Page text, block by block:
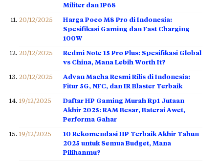
Militer dan IP68
20/12/2025
Harga Poco M8 Pro di Indonesia:
Spesifikasi Gaming dan Fast Charging
100W
20/12/2025
Redmi Note 15 Pro Plus: Spesifikasi Global
vs China, Mana Lebih Worth It?
20/12/2025
Advan Macha Resmi Rilis di Indonesia:
Fitur 5G, NFC, dan IR Blaster Terbaik
19/12/2025
Daftar HP Gaming Murah Rp1 Jutaan
Akhir 2025: RAM Besar, Baterai Awet,
Performa Gahar
19/12/2025
10 Rekomendasi HP Terbaik Akhir Tahun
2025 untuk Semua Budget, Mana
Pilihanmu?